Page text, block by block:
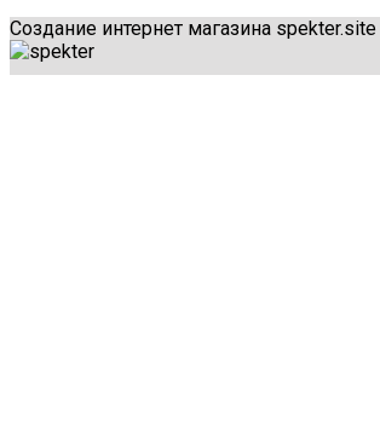
Создание интернет магазина spekter.site